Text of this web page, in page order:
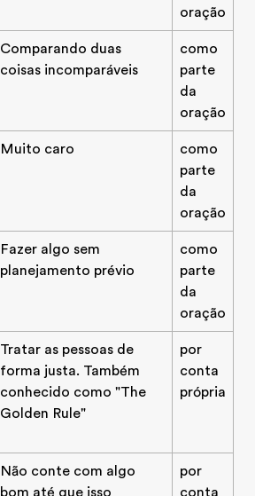
oração
Comparando duas
coisas incomparáveis
como
parte
da
oração
Muito caro
como
parte
da
oração
Fazer algo sem
planejamento prévio
como
parte
da
oração
Tratar as pessoas de
forma justa. Também
conhecido como "The
Golden Rule"
por
conta
própria
Não conte com algo
bom até que isso
por
conta